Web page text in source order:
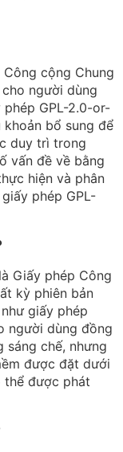
cộng Chung
người dùng
GPL-2.0-or-
khoản bổ sung để
duy trì trong
vấn đề về bằng
hiện và phân
phép GPL-
Giấy phép Công
kỳ phiên bản
giấy phép
người dùng đồng
chế, nhưng
được đặt dưới
thể được phát